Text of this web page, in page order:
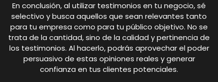
En conclusión, al utilizar testimonios en tu negocio, sé
selectivo y busca aquellos que sean relevantes tanto
para tu empresa como para tu público objetivo. No se
trata de la cantidad, sino de la calidad y pertinencia de
los testimonios. Al hacerlo, podrás aprovechar el poder
persuasivo de estas opiniones reales y generar
confianza en tus clientes potenciales.